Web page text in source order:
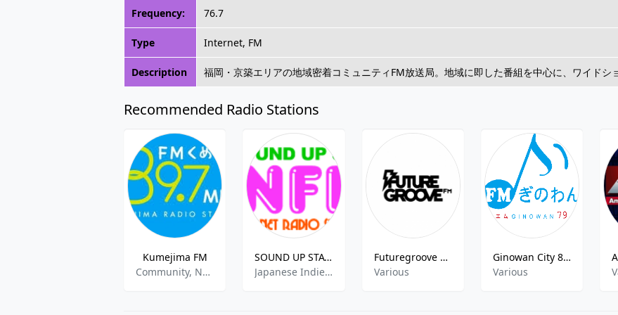
Frequency: 76.7
Type Internet, FM
Description 福岡・京築エリアの地域密着コミュニティFM放送局。地域に即した番組を中心に、ワイドシ
Recommended Radio Stations
Kumejima FM
Community, News
SOUND UP STATION NFRS
Japanese Indies,Entertainment,Japanese Talk,Japanese,Japan Music,
Futuregroove FM
Various
Ginowan City 81.8 FM
Various